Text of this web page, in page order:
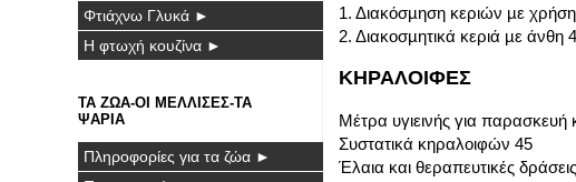
1. Διακόσµηση κεριών µε
2. Διακοσµητικά κεριά µε άνθη
ΚΗΡΑΛΟΙΦΕΣ
Μέτρα υγιεινής για
Συστατικά κηραλοιφών 45
Έλαια και θεραπευτικές
Φτιάχνω Γλυκά ►
Η φτωχή κουζίνα ►
ΤΑ ΖΩΑ-ΟΙ ΜΕΛΛΙΣΕΣ-ΤΑ
ΨΑΡΙΑ
Πληροφορίες για τα ζώα ►